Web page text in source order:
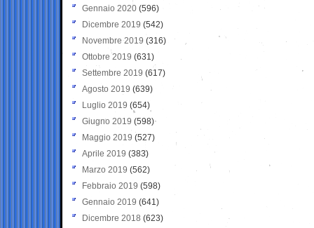
Gennaio 2020 (596)
Dicembre 2019 (542)
Novembre 2019 (316)
Ottobre 2019 (631)
Settembre 2019 (617)
Agosto 2019 (639)
Luglio 2019 (654)
Giugno 2019 (598)
Maggio 2019 (527)
Aprile 2019 (383)
Marzo 2019 (562)
Febbraio 2019 (598)
Gennaio 2019 (641)
Dicembre 2018 (623)